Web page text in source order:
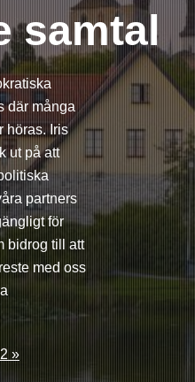
samtal
där många
höras. Iris
ut på att
partners
för
bidrog till att
med oss
»